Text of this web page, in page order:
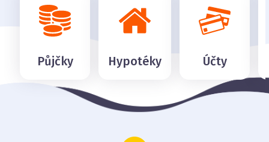
Půjčky Hypotéky Účty